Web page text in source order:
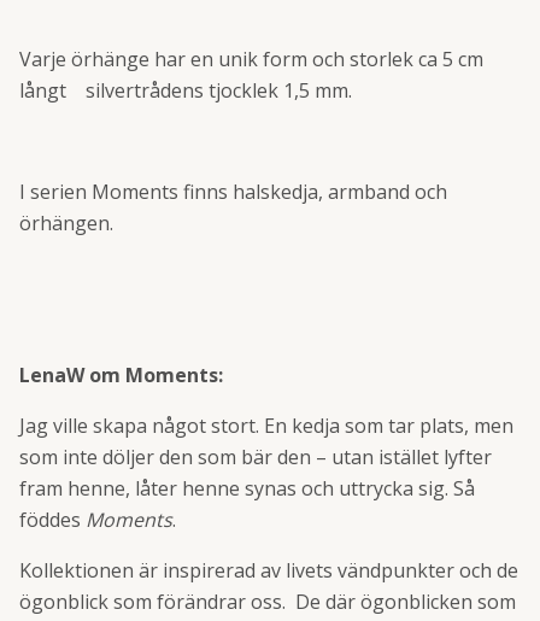
Varje örhänge har en unik form och storlek ca 5 cm
långt silvertrådens tjocklek 1,5 mm.
I serien Moments finns halskedja, armband och
örhängen.
LenaW om Moments:
Jag ville skapa något stort. En kedja som tar plats, men
som inte döljer den som bär den – utan istället lyfter
fram henne, låter henne synas och uttrycka sig. Så
föddes Moments.
Kollektionen är inspirerad av livets vändpunkter och de
ögonblick som förändrar oss. De där ögonblicken som